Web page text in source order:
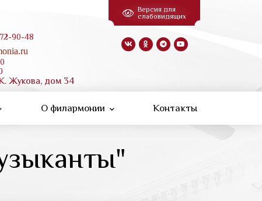
90-48
Жукова, дом 34
Версия для
слабовидящих
О филармонии Контакты